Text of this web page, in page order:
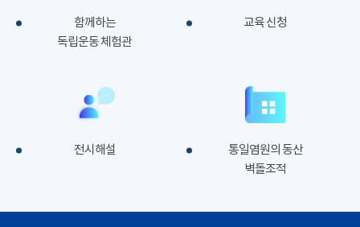
함께하는
독립운동 체험관
교육 신청
전시해설
통일염원의 동산
벽돌조적